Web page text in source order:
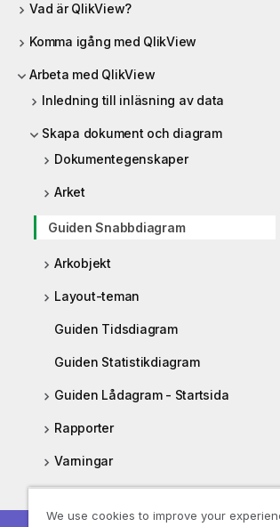
Vad är QlikView?
Komma igång med QlikView
Arbeta med QlikView
Inledning till inläsning av data
Skapa dokument och diagram
Dokumentegenskaper
Arket
Guiden Snabbdiagram
Arkobjekt
Layout-teman
Guiden Tidsdiagram
Guiden Statistikdiagram
Guiden Lådagram - Startsida
Rapporter
Varningar
Makron och automation
We use cookies to improve your